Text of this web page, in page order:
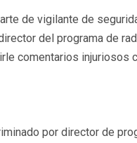
de vigilante de
del programa de
comentarios injuriosos
por director de